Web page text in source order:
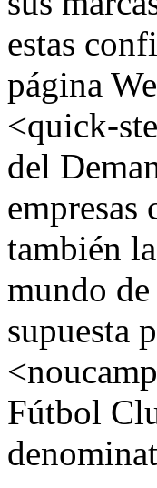
estas
página
<quick-
del
empresas
también
mundo
supuesta
Fútbol